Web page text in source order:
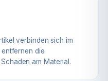
verbinden sich im
die
am Material.